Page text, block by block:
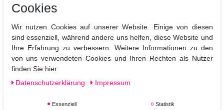
Kevin Murphy Session.Spray 400 ml
In den Warenkorb
Cookies
Wir nutzen Cookies auf unserer Website. Einige von diesen
sind essenziell, während andere uns helfen, diese Website und
Ihre Erfahrung zu verbessern. Weitere Informationen zu den
von uns verwendeten Cookies und Ihren Rechten als Nutzer
finden Sie hier:
Daten­schutz­erklärung
Impressum
Essenziell Statistik